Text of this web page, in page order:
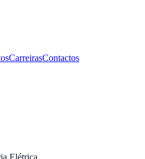
CarreirasContactos
Elétrica